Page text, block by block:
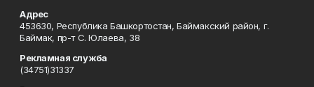
Адрес
453630, Республика Башкортостан, Баймакский район, г.
Баймак, пр-т С. Юлаева, 38
Рекламная служба
(34751)31337